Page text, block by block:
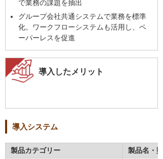
で業務の課題を抽出
グループ会社共通システムで業務を標準
化。ワークフローシステムも活用し、ペ
ーパーレスを促進
導入したメリット
導入システム
製品カテゴリー 製品名・型